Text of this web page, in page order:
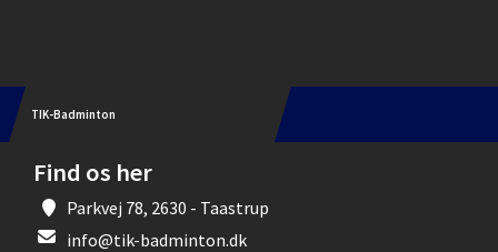
TIK-Badminton
Find os her
Parkvej 78, 2630 - Taastrup
info@tik-badminton.dk